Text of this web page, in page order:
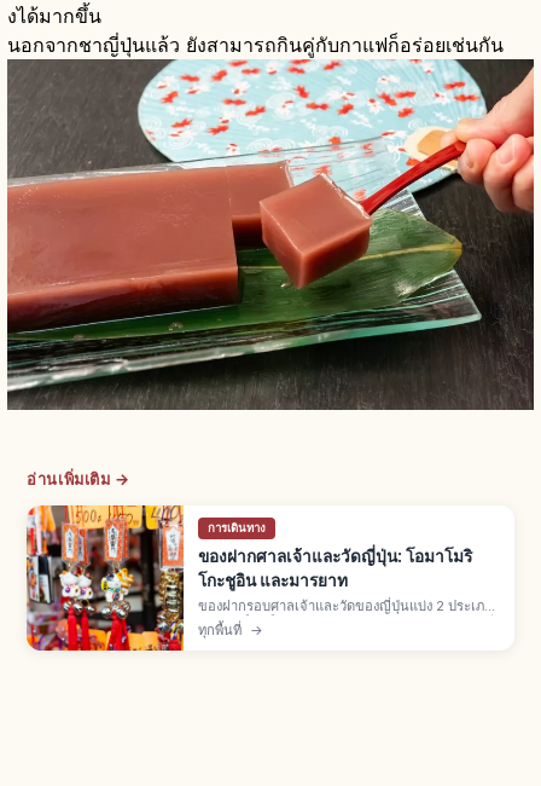
งได้มากขึ้น
นอกจากชาญี่ปุ่นแล้ว ยังสามารถกินคู่กับกาแฟก็อร่อยเช่นกัน
อ่านเพิ่มเติม →
การเดินทาง
ของฝากศาลเจ้าและวัดญี่ปุ่น: โอมาโมริ
โกะชูอิน และมารยาท
ของฝากรอบศาลเจ้าและวัดของญี่ปุ่นแบ่ง 2 ประเภท:
ของศักดิ์สิทธิ์ในเขตวัด (โอมาโมริ โกะชูอิน เอมะ) ที่
"ได้รับ" ผ่านฮัตสึโฮเรียว และของฝากที่ "ซื้อ" จาก
ทุกพื้นที่ →